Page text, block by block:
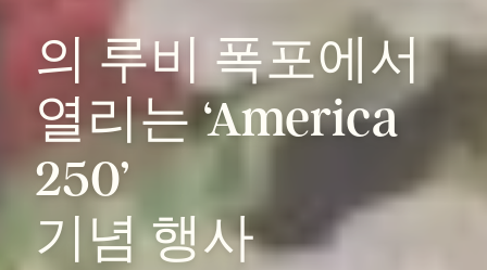
의 루비 폭포에서
열리는‘America
250’
기념 행사